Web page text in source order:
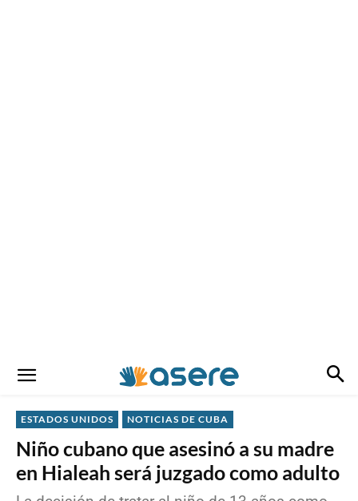
ESTADOS UNIDOS NOTICIAS DE CUBA
Niño cubano que asesinó a su madre
en Hialeah será juzgado como adulto